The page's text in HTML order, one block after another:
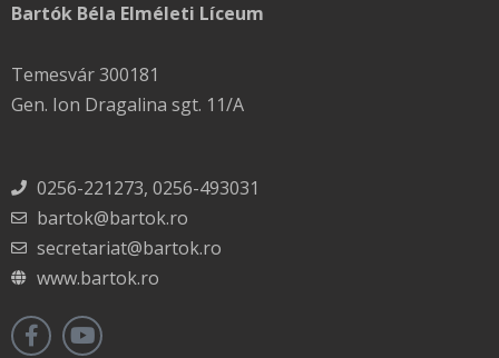
Bartók Béla Elméleti Líceum
Temesvár 300181
Gen. Ion Dragalina sgt. 11/A
0256-221273, 0256-493031
bartok@bartok.ro
secretariat@bartok.ro
www.bartok.ro